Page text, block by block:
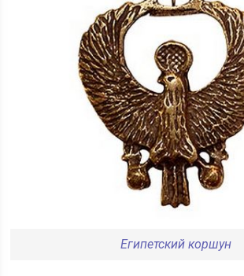
Египетский коршун